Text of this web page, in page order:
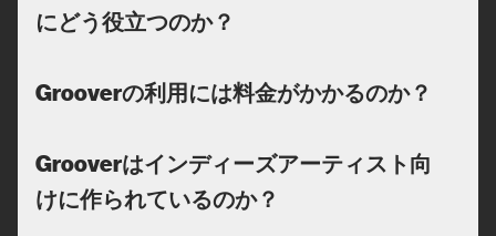
にどう役立つのか？
Grooverの利用には料金がかかるのか？
Grooverはインディーズアーティスト向
けに作られているのか？